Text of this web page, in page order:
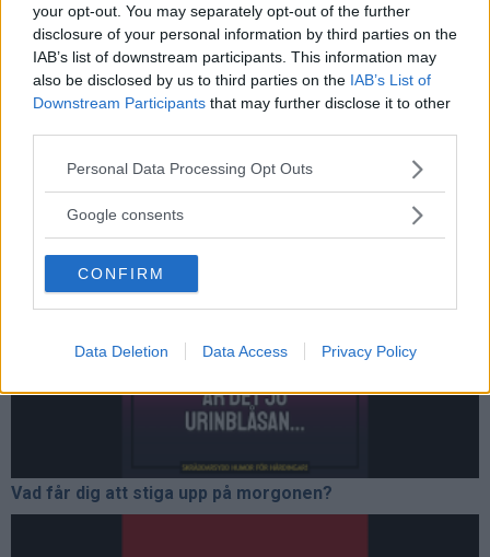
your opt-out. You may separately opt-out of the further
disclosure of your personal information by third parties on the
IAB’s list of downstream participants. This information may
also be disclosed by us to third parties on the IAB’s List of
Downstream Participants that may further disclose it to other
Please note that this website/app uses one or more Google
not limited to your visit or usage behaviour. You may click to
use your data for below specified purposes in below Google
consent section.
Personal Data Processing Opt Outs
Google consents
CONFIRM
Data Deletion Data Access Privacy Policy
20 otroligt roliga citat från patientjournaler so...
Vad får dig att stiga upp på morgonen?